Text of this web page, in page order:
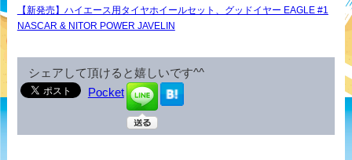
【新発売】ハイエース用タイヤホイールセット、グッドイヤー EAGLE #1
NASCAR & NITOR POWER JAVELIN
シェアして頂けると嬉しいです^^
Pocket